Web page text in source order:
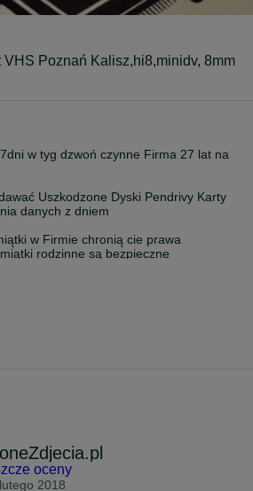
VHS Poznań Kalisz,hi8,minidv, 8mm
w tyg dzwoń czynne Firma 27 lat na
Uszkodzone Dyski Pendrivy Karty
danych z dniem
w Firmie chronią cie prawa
rodzinne są bezpieczne
40 letnie to nasza specjalność
filmy z Telefonów Komórkowych
kamer pendrive kart pamięci dysków
źle nawinięte, poniszczone zsypuje
taśmy „stają „ w kolejce do usługi Pro. Nie
przegrywanie na kolanie może pogorszyć
usług na ostatnią chwilę.
oceny
lutego 2018